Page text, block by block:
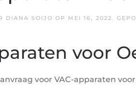
DIANA SOIJO OP MEI 16, 2022.
voor
voor VAC-apparaten